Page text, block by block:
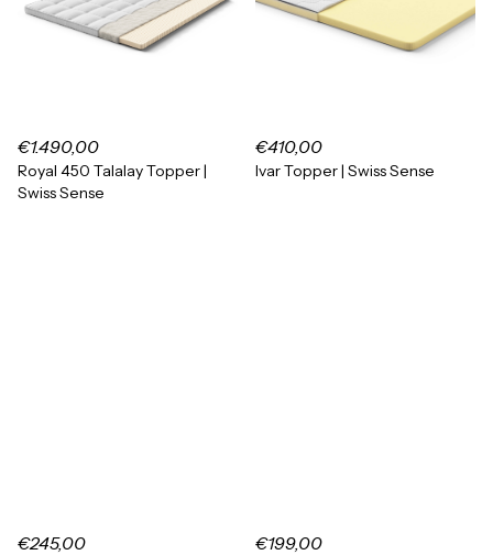
€1.490,00
Royal 450 Talalay Topper |
Swiss Sense
€410,00
Ivar Topper | Swiss Sense
€245,00 €199,00